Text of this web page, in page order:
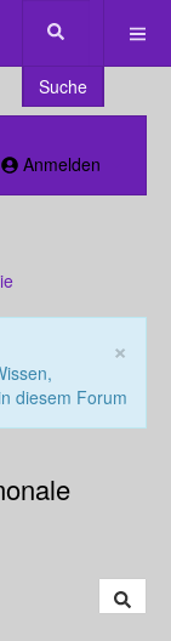
Suche
Anmelden
×
diesem Forum